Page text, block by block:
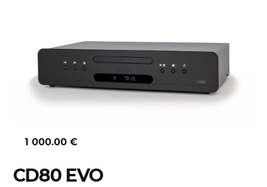
1 000.00 €
Découvrir
CD80 EVO